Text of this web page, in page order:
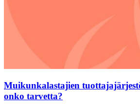
Muikunkalastajien
onko tarvetta?